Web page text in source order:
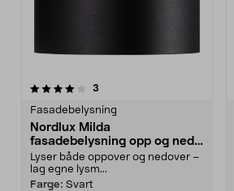
3
Fasadebelysning
Nordlux Milda
fasadebelysning opp og ned
IP44, LED
Lyser både oppover og nedover –
lag egne lysm...
Farge: Svart
3.0av 5 stjerner